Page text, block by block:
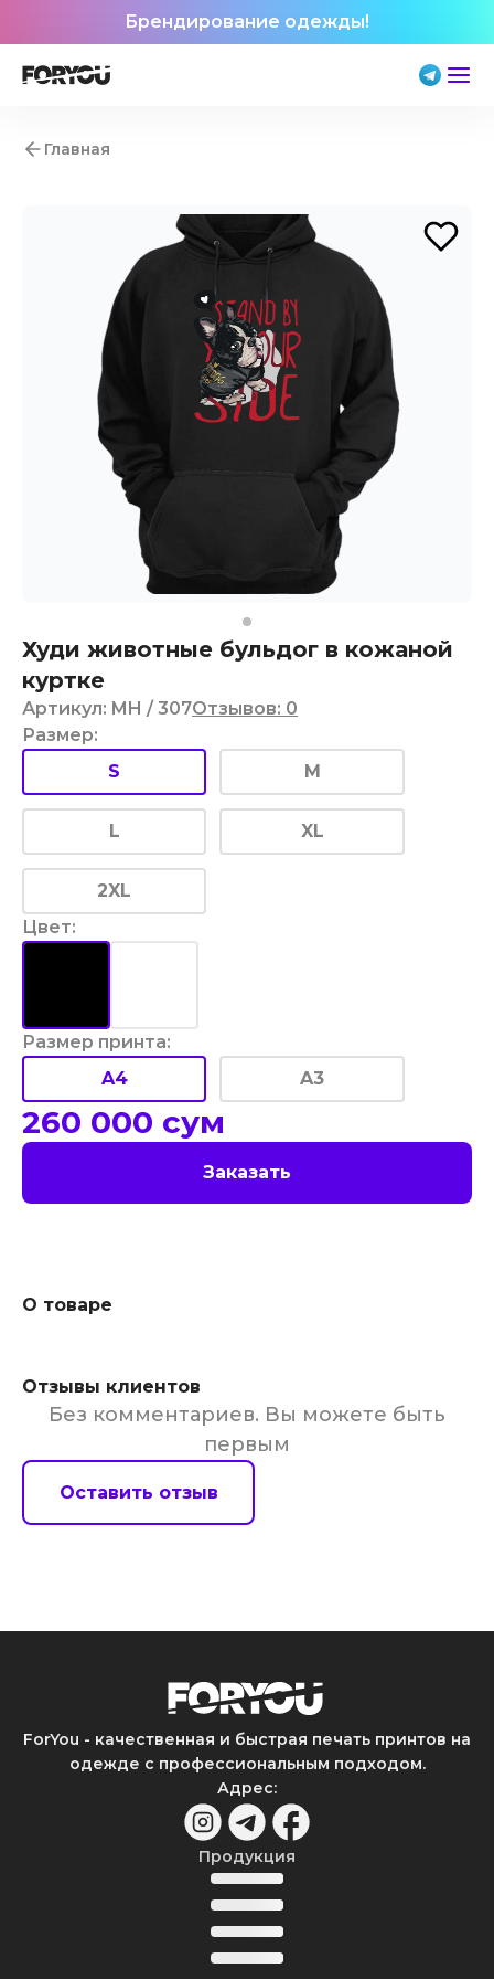
Брендирование одежды!
Главная
Худи животные бульдог в кожаной
куртке
Артикул: MH / 307Отзывов: 0
Размер:
S
M
L XL
2XL
Цвет:
Размер принта:
A4
A3
260 000 сум
Заказать
О товаре
Отзывы клиентов
Без комментариев. Вы можете быть
первым
Оставить отзыв
ForYou - качественная и быстрая печать принтов на
одежде с профессиональным подходом.
Адрес:
Продукция